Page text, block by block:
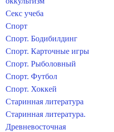
Секс учеба
Спорт
Спорт. Бодибилдинг
Спорт. Карточные игры
Спорт. Рыболовный
Спорт. Футбол
Спорт. Хоккей
Старинная литература
Старинная литература.
Древневосточная